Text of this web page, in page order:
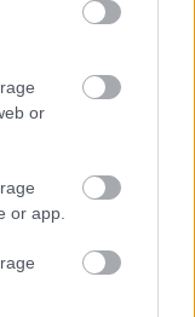
or
or app.
azt, ami
Mellesleg ne
rá, mert mi